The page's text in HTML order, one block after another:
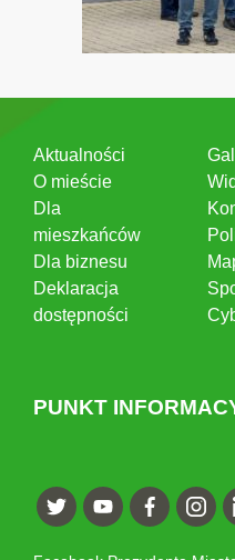
Aktualności
O mieście
Dla
mieszkańców
Dla biznesu
Deklaracja
dostępności
PUNKT